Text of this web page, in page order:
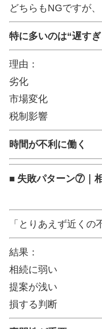
どちらもNGですが、
特に多いのは“遅すぎ
理由：
劣化
市場変化
税制影響
時間が不利に働く
■ 失敗パターン⑦｜
「とりあえず近くの
結果：
相続に弱い
提案が浅い
損する判断